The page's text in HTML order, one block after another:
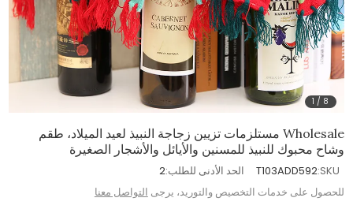
1 / 8
Wholesale مستلزمات تزيين زجاجة النبيذ لعيد الميلاد، طقم
وشاح محبوك للنبيذ للمسنين والأيائل والأشجار الصغيرة
SKU:
T103ADD592 الحد الأدنى للطلب:2
للحصول على خدمات التخصيص والتوريد، يرجى التواصل معنا